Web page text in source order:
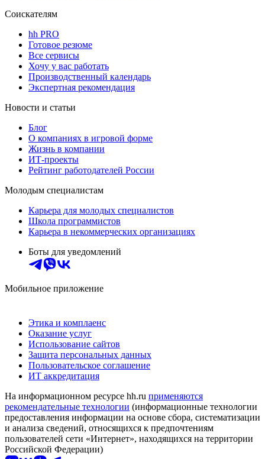
Соискателям
hh PRO
Готовое резюме
Все сервисы
Хочу у вас работать
Производственный календарь
Экспертная рекомендация
Новости и статьи
Блог
О компаниях в игровой форме
Жизнь в компании
ИТ-проекты
Рейтинг работодателей России
Молодым специалистам
Карьера для молодых специалистов
Школа программистов
Карьера в некоммерческих организациях
Боты для уведомлений
Мобильное приложение
Этика и комплаенс
Оказание услуг
Использование сайтов
Защита персональных данных
Пользовательское соглашение
ИТ аккредитация
На информационном ресурсе hh.ru применяются
рекомендательные технологии (информационные технологии
предоставления информации на основе сбора, систематизации
и анализа сведений, относящихся к предпочтениям
пользователей сети «Интернет», находящихся на территории
Российской Федерации)